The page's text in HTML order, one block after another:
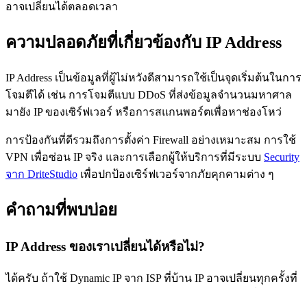
อาจเปลี่ยนได้ตลอดเวลา
ความปลอดภัยที่เกี่ยวข้องกับ IP Address
IP Address เป็นข้อมูลที่ผู้ไม่หวังดีสามารถใช้เป็นจุดเริ่มต้นในการ
โจมตีได้ เช่น การโจมตีแบบ DDoS ที่ส่งข้อมูลจำนวนมหาศาล
มายัง IP ของเซิร์ฟเวอร์ หรือการสแกนพอร์ตเพื่อหาช่องโหว่
การป้องกันที่ดีรวมถึงการตั้งค่า Firewall อย่างเหมาะสม การใช้
VPN เพื่อซ่อน IP จริง และการเลือกผู้ให้บริการที่มีระบบ Security
จาก DriteStudio เพื่อปกป้องเซิร์ฟเวอร์จากภัยคุกคามต่าง ๆ
คำถามที่พบบ่อย
IP Address ของเราเปลี่ยนได้หรือไม่?
ได้ครับ ถ้าใช้ Dynamic IP จาก ISP ที่บ้าน IP อาจเปลี่ยนทุกครั้งที่